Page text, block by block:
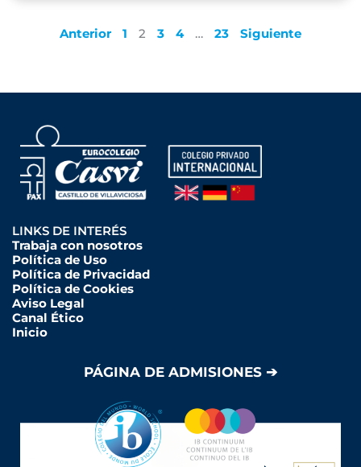
Anterior 1 2 3 4 … 23 Siguiente
LINKS DE INTERÉS
Trabaja con nosotros
Política de Uso
Política de Privacidad
Política de Cookies
Aviso Legal
Canal Ético
Inicio
PÁGINA DE ADMISIONES ➔